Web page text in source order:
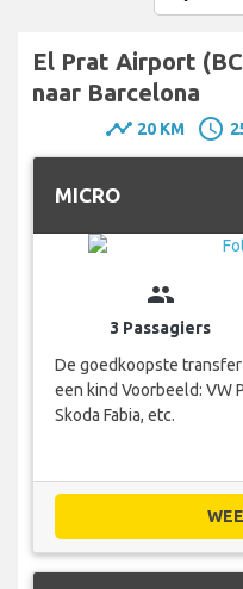
El Prat Airport
naar Barcelona
timeline 20 KM schedule
MICRO
group
3 Passagiers
De goedkoopste
een kind Voorbeeld: VW
Skoda Fabia, etc.